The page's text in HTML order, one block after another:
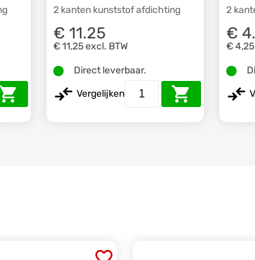
2 kanten kunststof afdichting
€ 11.25
€ 11,25excl. BTW
Direct leverbaar.
Vergelijken
2
€
€ 4,25